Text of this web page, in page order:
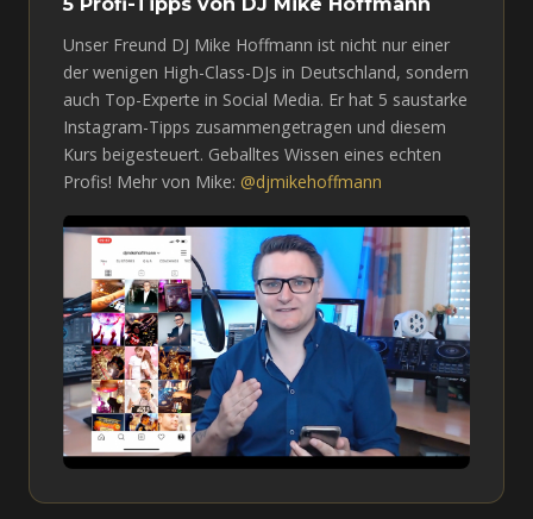
Unser Freund DJ Mike Hoffmann ist nicht nur einer
der wenigen High-Class-DJs in Deutschland, sondern
auch Top-Experte in Social Media. Er hat 5 saustarke
Instagram-Tipps zusammengetragen und diesem
Kurs beigesteuert. Geballtes Wissen eines echten
Profis! Mehr von Mike: @djmikehoffmann